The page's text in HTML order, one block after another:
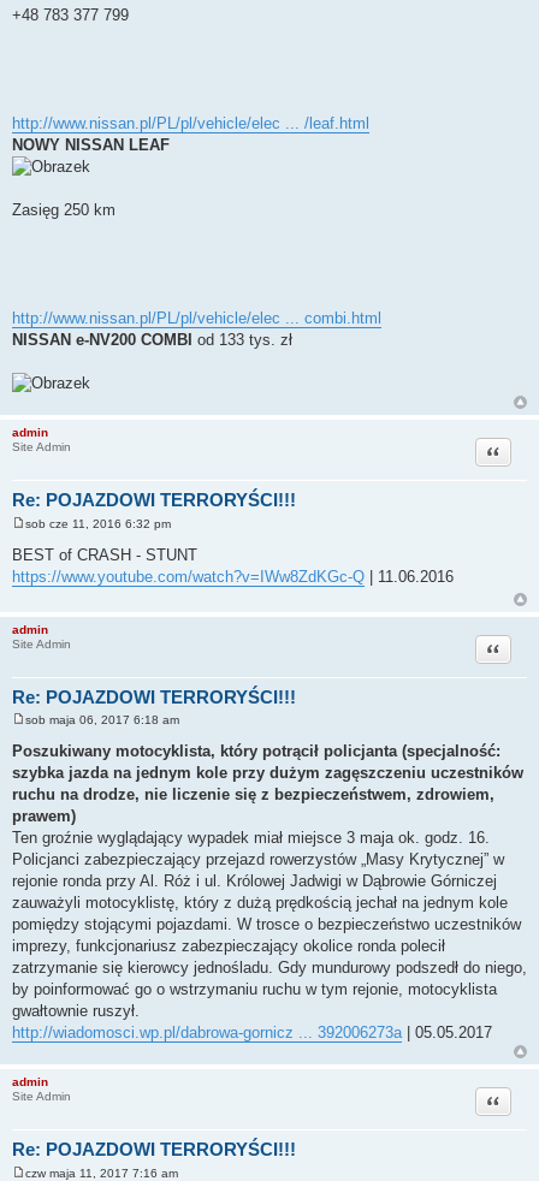
+48 783 377 799
http://www.nissan.pl/PL/pl/vehicle/elec ... /leaf.html
NOWY NISSAN LEAF
Zasięg 250 km
http://www.nissan.pl/PL/pl/vehicle/elec ... combi.html
NISSAN e-NV200 COMBI od 133 tys. zł
admin
Site Admin
Re: POJAZDOWI TERRORYŚCI!!!
Cytuj
o
s
t
sob cze 11, 2016 6:32 pm
BEST of CRASH - STUNT
https://www.youtube.com/watch?v=IWw8ZdKGc-Q | 11.06.2016
admin
Site Admin
Re: POJAZDOWI TERRORYŚCI!!!
Cytuj
s
t
sob maja 06, 2017 6:18 am
Poszukiwany motocyklista, który potrącił policjanta (specjalność:
szybka jazda na jednym kole przy dużym zagęszczeniu uczestników
ruchu na drodze, nie liczenie się z bezpieczeństwem, zdrowiem,
prawem)
Ten groźnie wyglądający wypadek miał miejsce 3 maja ok. godz. 16.
Policjanci zabezpieczający przejazd rowerzystów „Masy Krytycznej” w
rejonie ronda przy Al. Róż i ul. Królowej Jadwigi w Dąbrowie Górniczej
zauważyli motocyklistę, który z dużą prędkością jechał na jednym kole
pomiędzy stojącymi pojazdami. W trosce o bezpieczeństwo uczestników
imprezy, funkcjonariusz zabezpieczający okolice ronda polecił
zatrzymanie się kierowcy jednośladu. Gdy mundurowy podszedł do niego,
by poinformować go o wstrzymaniu ruchu w tym rejonie, motocyklista
gwałtownie ruszył.
http://wiadomosci.wp.pl/dabrowa-gornicz ... 392006273a| 05.05.2017
admin
Site Admin
Re: POJAZDOWI TERRORYŚCI!!!
Cytuj
czw maja 11, 2017 7:16 am